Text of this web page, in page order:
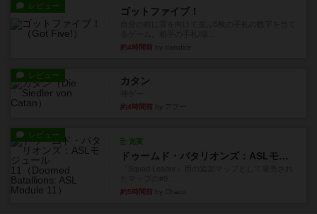
レビュー ゴットファイブ！
約4時間前
レビュー カタン
約4時間前
レビュー
充実
ドゥームド・バタリオンズ：ASLモジュール11
約5時間前